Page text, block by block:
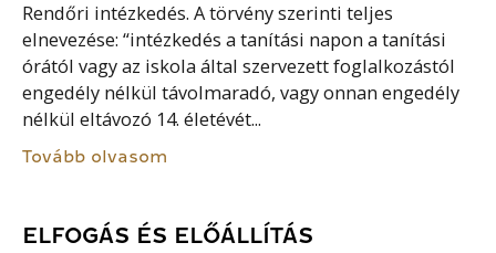
Rendőri intézkedés. A törvény szerinti teljes
elnevezése: “intézkedés a tanítási napon a tanítási
órától vagy az iskola által szervezett foglalkozástól
engedély nélkül távolmaradó, vagy onnan engedély
nélkül eltávozó 14. életévét...
Tovább olvasom
ELFOGÁS ÉS ELŐÁLLÍTÁS